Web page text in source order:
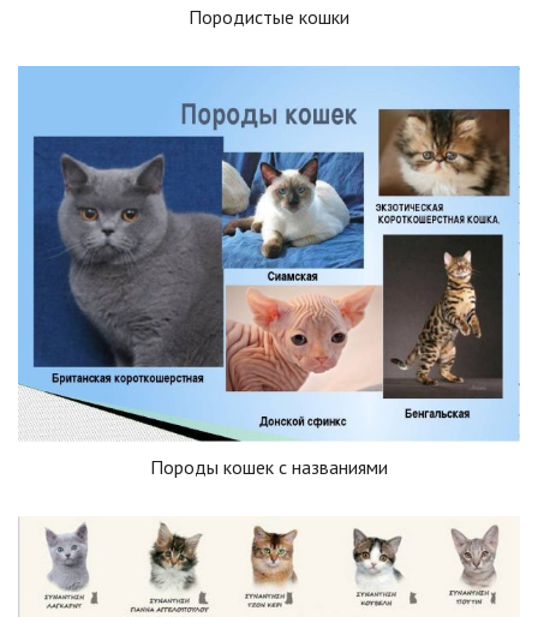
Породистые кошки
Породы кошек с названиями